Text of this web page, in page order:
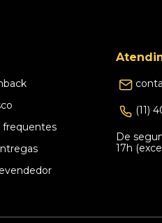
frequentes
(11)
De
17h